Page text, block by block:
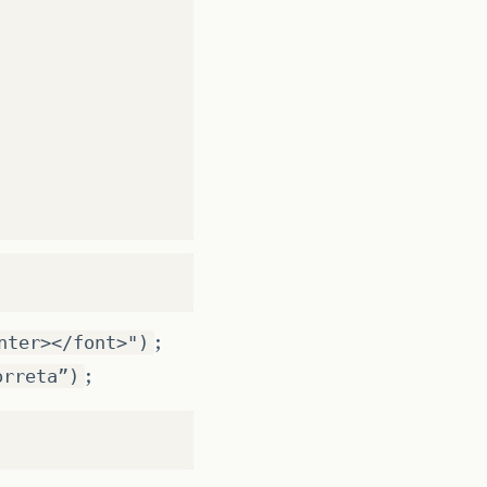
* from usuario where nome = ? and senha =? "
font>") ;
;